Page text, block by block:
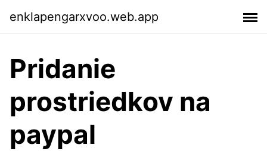
enklapengarxvoo.web.app
Pridanie
prostriedkov na
paypal